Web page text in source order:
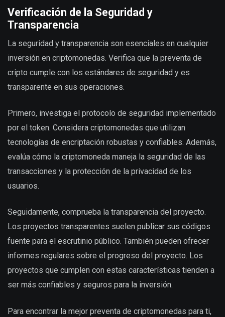
Verificación de la Seguridad y
Transparencia
La seguridad y transparencia son esenciales en cualquier
inversión en criptomonedas. Verifica que la preventa de
cripto cumple con los estándares de seguridad y es
transparente en sus operaciones.
Primero, investiga el protocolo de seguridad implementado
por el token. Considera criptomonedas que utilizan
tecnologías de encriptación robustas y confiables. Además,
evalúa cómo la criptomoneda maneja la seguridad de las
transacciones y la protección de la privacidad de los
usuarios.
Seguidamente, comprueba la transparencia del proyecto.
Los proyectos transparentes suelen publicar sus códigos
fuente para el escrutinio público. También pueden ofrecer
informes regulares sobre el progreso del proyecto. Los
proyectos que cumplen con estas características tienden a
ser más confiables y seguros para la inversión.
Para encontrar la mejor preventa de criptomonedas para ti,